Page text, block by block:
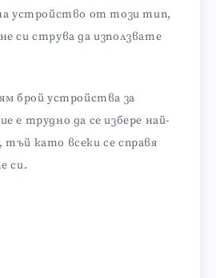
устройство от този тип,
си струва да използвате
брой устройства за
е трудно да се избере най-
като всеки се справя
си.